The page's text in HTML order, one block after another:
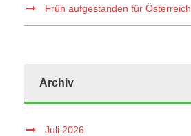
Früh aufgestanden für Österreich
Archiv
Juli 2026